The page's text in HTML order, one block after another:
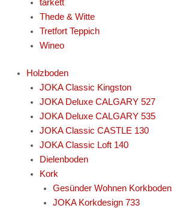
tarkett
Thede & Witte
Tretfort Teppich
Wineo
Holzboden
JOKA Classic Kingston
JOKA Deluxe CALGARY 527
JOKA Deluxe CALGARY 535
JOKA Classic CASTLE 130
JOKA Classic Loft 140
Dielenboden
Kork
Gesünder Wohnen Korkboden
JOKA Korkdesign 733